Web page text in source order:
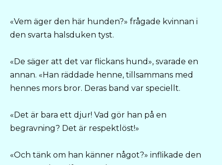
«Vem äger den här hunden?» frågade kvinnan i
den svarta halsduken tyst.
«De säger att det var flickans hund», svarade en
annan. «Han räddade henne, tillsammans med
hennes mors bror. Deras band var speciellt.
«Det är bara ett djur! Vad gör han på en
begravning? Det är respektlöst!»
«Och tänk om han känner något?» inflikade den